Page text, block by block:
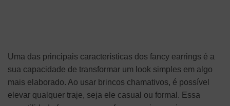
Uma das principais características dos fancy earrings é a
sua capacidade de transformar um look simples em algo
mais elaborado. Ao usar brincos chamativos, é possível
elevar qualquer traje, seja ele casual ou formal. Essa